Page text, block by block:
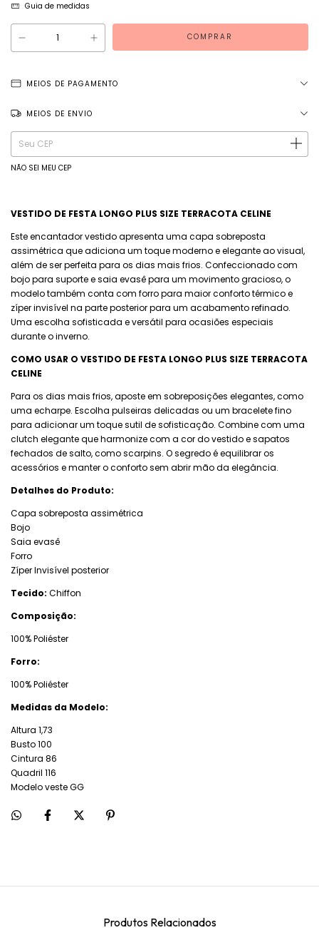
Guia de medidas
MEIOS DE PAGAMENTO
MEIOS DE ENVIO
Entregas para o CEP:
ALTERAR CEP
NÃO SEI MEU CEP
VESTIDO DE FESTA LONGO PLUS SIZE TERRACOTA CELINE
Este encantador vestido apresenta uma capa sobreposta
assimétrica que adiciona um toque moderno e elegante ao visual,
além de ser perfeita para os dias mais frios. Confeccionado com
bojo para suporte e saia evasê para um movimento gracioso, o
modelo também conta com forro para maior conforto térmico e
zíper invisível na parte posterior para um acabamento refinado.
Uma escolha sofisticada e versátil para ocasiões especiais
durante o inverno.
COMO USAR O VESTIDO DE FESTA LONGO PLUS SIZE TERRACOTA
CELINE
Para os dias mais frios, aposte em sobreposições elegantes, como
uma echarpe. Escolha pulseiras delicadas ou um bracelete fino
para adicionar um toque sutil de sofisticação. Combine com uma
clutch elegante que harmonize com a cor do vestido e sapatos
fechados de salto, como scarpins. O segredo é equilibrar os
acessórios e manter o conforto sem abrir mão da elegância.
Detalhes do Produto:
Capa sobreposta assimétrica
Bojo
Saia evasê
Forro
Zíper Invisível posterior
Tecido: Chiffon
Composição:
100% Poliéster
Forro:
100% Poliéster
Medidas da Modelo:
Altura 1,73
Busto 100
Cintura 86
Quadril 116
Modelo veste GG
Produtos Relacionados